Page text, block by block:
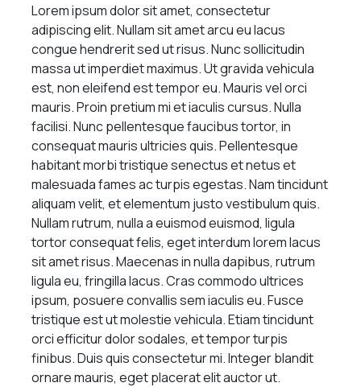
Lorem ipsum dolor sit amet, consectetur
adipiscing elit. Nullam sit amet arcu eu lacus
congue hendrerit sed ut risus. Nunc sollicitudin
massa ut imperdiet maximus. Ut gravida vehicula
est, non eleifend est tempor eu. Mauris vel orci
mauris. Proin pretium mi et iaculis cursus. Nulla
facilisi. Nunc pellentesque faucibus tortor, in
consequat mauris ultricies quis. Pellentesque
habitant morbi tristique senectus et netus et
malesuada fames ac turpis egestas. Nam tincidunt
aliquam velit, et elementum justo vestibulum quis.
Nullam rutrum, nulla a euismod euismod, ligula
tortor consequat felis, eget interdum lorem lacus
sit amet risus. Maecenas in nulla dapibus, rutrum
ligula eu, fringilla lacus. Cras commodo ultrices
ipsum, posuere convallis sem iaculis eu. Fusce
tristique est ut molestie vehicula. Etiam tincidunt
orci efficitur dolor sodales, et tempor turpis
finibus. Duis quis consectetur mi. Integer blandit
ornare mauris, eget placerat elit auctor ut.